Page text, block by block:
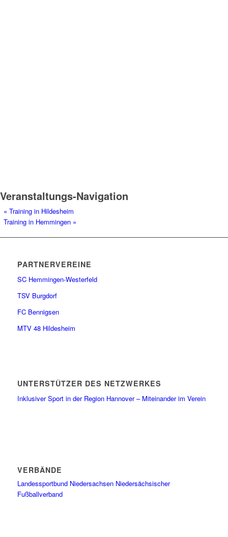
Veranstaltungs-Navigation
« Training in Hildesheim
Training in Hemmingen »
PARTNERVEREINE
SC Hemmingen-Westerfeld
TSV Burgdorf
FC Bennigsen
MTV 48 Hildesheim
UNTERSTÜTZER DES NETZWERKES
Inklusiver Sport in der Region Hannover – Miteinander im Verein
VERBÄNDE
Landessportbund Niedersachsen Niedersächsischer
Fußballverband